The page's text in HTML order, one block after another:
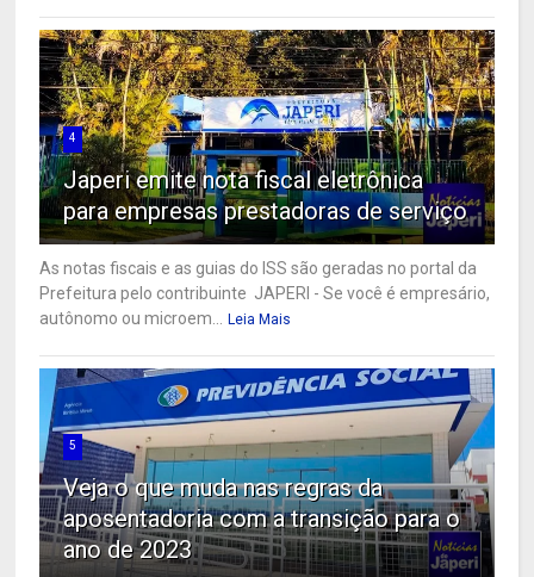
4
Japeri emite nota fiscal eletrônica
para empresas prestadoras de serviço
As notas fiscais e as guias do ISS são geradas no portal da
Prefeitura pelo contribuinte JAPERI - Se você é empresário,
autônomo ou microem...
Leia Mais
5
Veja o que muda nas regras da
aposentadoria com a transição para o
ano de 2023